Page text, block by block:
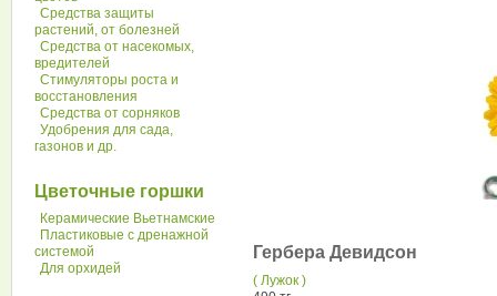
Средства защиты
растений, от болезней
Средства от насекомых,
вредителей
Стимуляторы роста и
восстановления
Средства от сорняков
Удобрения для сада,
газонов и др.
Цветочные горшки
Керамические Вьетнамские
Пластиковые с дренажной
системой
Для орхидей
Гербера Девидсон
( Лужок )